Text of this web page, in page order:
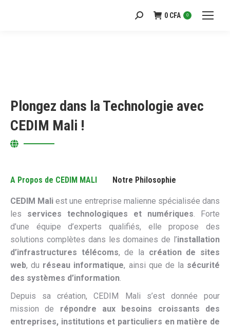
Recherche
0 CFA 0
Plongez dans la Technologie avec
CEDIM Mali !
A Propos de CEDIM MALI Notre Philosophie
CEDIM Mali est une entreprise malienne spécialisée dans
les services technologiques et numériques. Forte
d’une équipe d’experts qualifiés, elle propose des
solutions complètes dans les domaines de l’installation
d’infrastructures télécoms, de la création de sites
web, du réseau informatique, ainsi que de la sécurité
des systèmes d’information.
Depuis sa création, CEDIM Mali s’est donnée pour
mission de répondre aux besoins croissants des
entreprises, institutions et particuliers en matière de